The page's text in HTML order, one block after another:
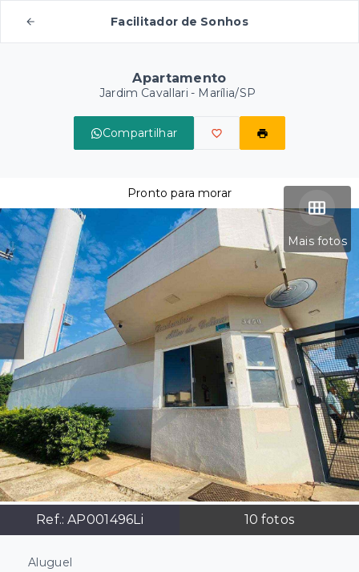
Facilitador de Sonhos
Apartamento
Jardim Cavallari - Marília/SP
Compartilhar
Mais fotos
Ref.:AP001496Li 10 fotos
Pronto para morar
Aluguel